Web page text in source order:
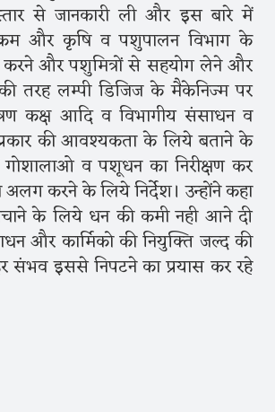
से जानकारी ली और इस बारे में
और कृषि व पशुपालन विभाग के
करने और पशुमित्रों से सहयोग लेने और
की तरह लम्पी डिजिज के मैकेनिज्म पर
कक्ष आदि व विभागीय संसाधन व
की आवश्यकता के लिये बताने के
व पशूधन का निरीक्षण कर
करने के लिये निर्देश। उन्होंने कहा
के लिये धन की कमी नही आने दी
और कार्मिको की नियुक्ति जल्द की
संभव इससे निपटने का प्रयास कर रहे